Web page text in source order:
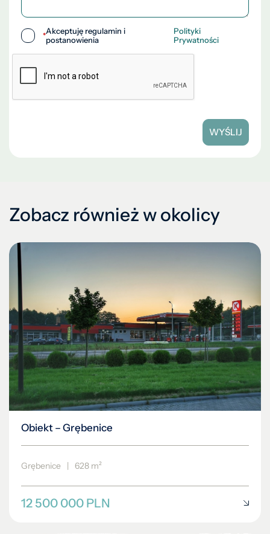
*Akceptuję regulamin i
postanowienia
Polityki
Prywatności
WYŚLIJ
Zobacz również w okolicy
Obiekt – Grębenice
Grębenice | 628 m²
12 500 000 PLN